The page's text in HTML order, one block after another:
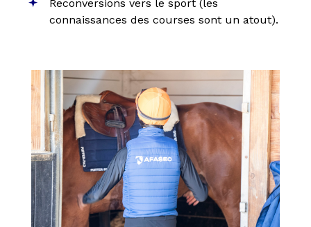
Reconversions vers le sport (les
connaissances des courses sont un atout).